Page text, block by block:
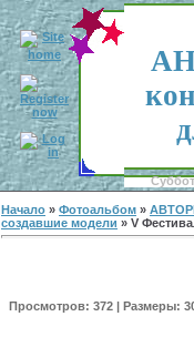
Начало » Фотоальбом »
создавшие модели » V
Просмотров: 372 | Размеры: